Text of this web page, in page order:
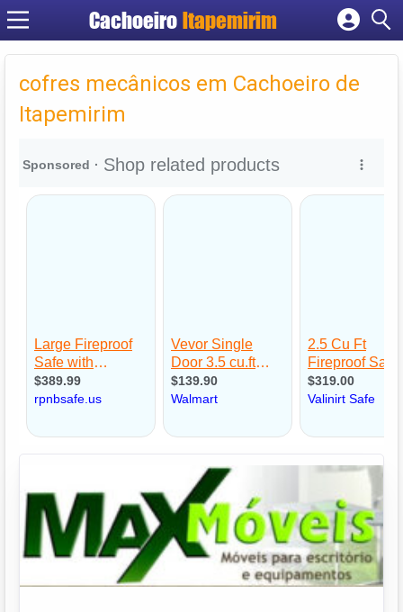
Cachoeiro Itapemirim
Cadastrar empresa
Criar conta
cofres mecânicos em Cachoeiro de
Itapemirim